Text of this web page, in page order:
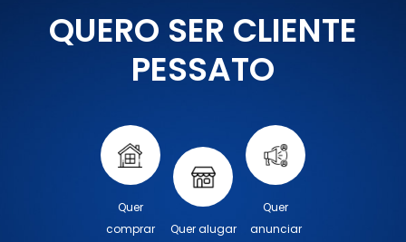
QUERO SER CLIENTE
PESSATO
Quer
comprar
Quer alugar
Quer
anunciar